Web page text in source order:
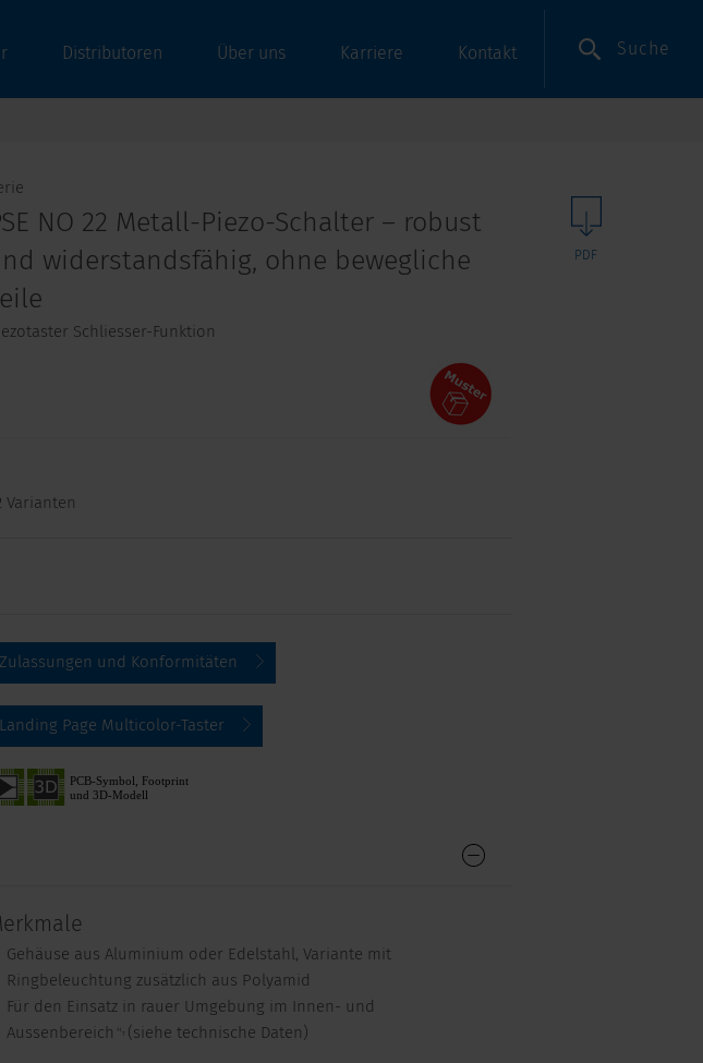
Distributoren Über uns Karriere Kontakt Suche
PDF
NO 22 Metall-Piezo-Schalter – robust
widerstandsfähig, ohne bewegliche
Schliesser-Funktion
Varianten
Zulassungen und Konformitäten
Landing Page Multicolor-Taster
Gehäuse aus Aluminium oder Edelstahl, Variante mit
Ringbeleuchtung zusätzlich aus Polyamid
Für den Einsatz in rauer Umgebung im Innen- und
Aussenbereich␉(siehe technische Daten)